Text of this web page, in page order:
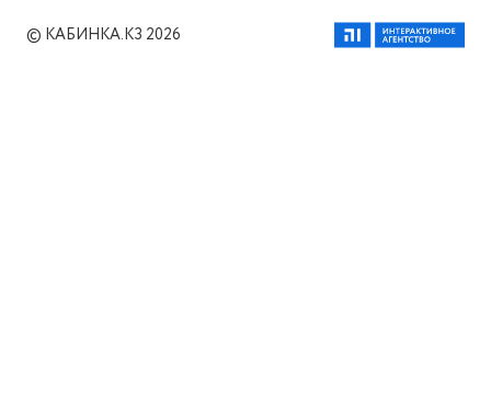
© КАБИНКА.КЗ 2026